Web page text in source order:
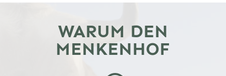
WARUM DEN
MENKENHOF